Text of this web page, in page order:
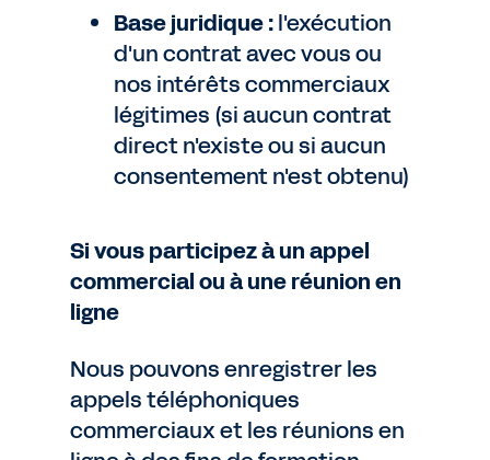
Base juridique :l'exécution
d'un contrat avec vous ou
nos intérêts commerciaux
légitimes (si aucun contrat
direct n'existe ou si aucun
consentement n'est obtenu)
Si vous participez à un appel
commercial ou à une réunion en
ligne
Nous pouvons enregistrer les
appels téléphoniques
commerciaux et les réunions en